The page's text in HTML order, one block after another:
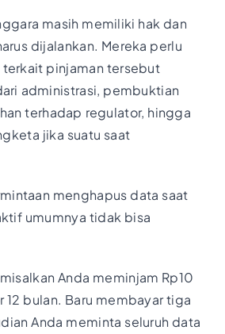
masih memiliki hak dan
dijalankan. Mereka perlu
pinjaman tersebut
administrasi, pembuktian
terhadap regulator, hingga
jika suatu saat
menghapus data saat
umumnya tidak bisa
Anda meminjam Rp10
12 bulan. Baru membayar tiga
Anda meminta seluruh data